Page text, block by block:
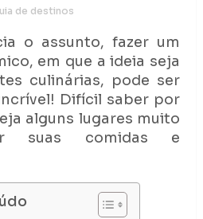
de destinos
o assunto, fazer um
em que a ideia seja
culinárias, pode ser
Difícil saber por
alguns lugares muito
suas comidas e